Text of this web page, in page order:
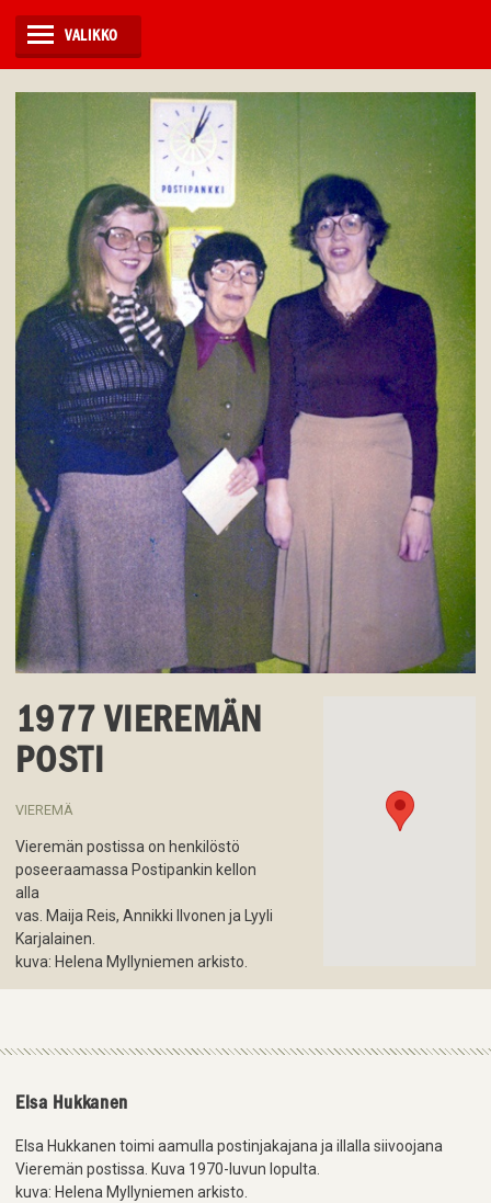
VALIKKO
1977 VIEREMÄN
POSTI
VIEREMÄ
Vieremän postissa on henkilöstö
poseeraamassa Postipankin kellon
alla
vas. Maija Reis, Annikki Ilvonen ja Lyyli
Karjalainen.
kuva: Helena Myllyniemen arkisto.
Elsa Hukkanen
Elsa Hukkanen toimi aamulla postinjakajana ja illalla siivoojana
Vieremän postissa. Kuva 1970-luvun lopulta.
kuva: Helena Myllyniemen arkisto.